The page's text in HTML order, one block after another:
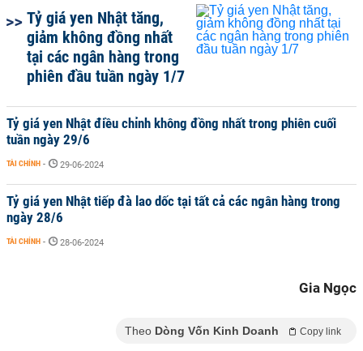
Tỷ giá yen Nhật tăng,
giảm không đồng nhất
tại các ngân hàng trong
phiên đầu tuần ngày 1/7
Tỷ giá yen Nhật điều chỉnh không đồng nhất trong phiên cuối
tuần ngày 29/6
TÀI CHÍNH - 29-06-2024
Tỷ giá yen Nhật tiếp đà lao dốc tại tất cả các ngân hàng trong
ngày 28/6
TÀI CHÍNH - 28-06-2024
Gia Ngọc
Theo Dòng Vốn Kinh Doanh Copy link